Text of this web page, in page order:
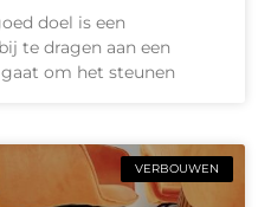
doel is een
te dragen aan een
om het steunen
VERBOUWEN